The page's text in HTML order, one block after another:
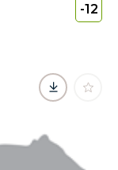
-12